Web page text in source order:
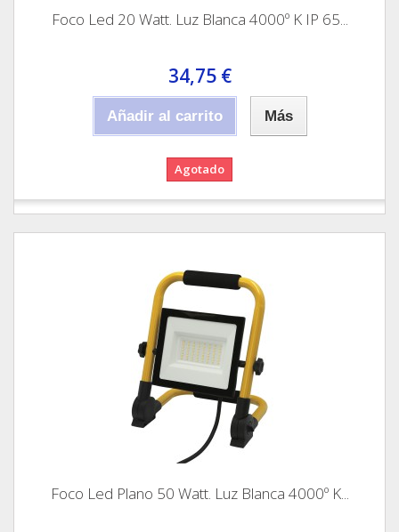
Foco Led 20 Watt. Luz Blanca 4000º K IP 65...
34,75 €
Añadir al carrito Más
Agotado
Foco Led Plano 50 Watt. Luz Blanca 4000º K...